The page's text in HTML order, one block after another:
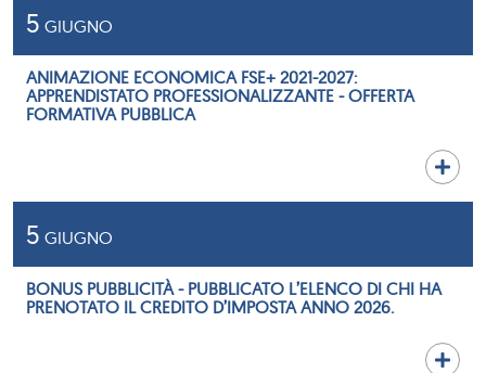
5 GIUGNO
ANIMAZIONE ECONOMICA FSE+ 2021-2027:
APPRENDISTATO PROFESSIONALIZZANTE - OFFERTA
FORMATIVA PUBBLICA
5 GIUGNO
BONUS PUBBLICITÀ - PUBBLICATO L’ELENCO DI CHI HA
PRENOTATO IL CREDITO D’IMPOSTA ANNO 2026.